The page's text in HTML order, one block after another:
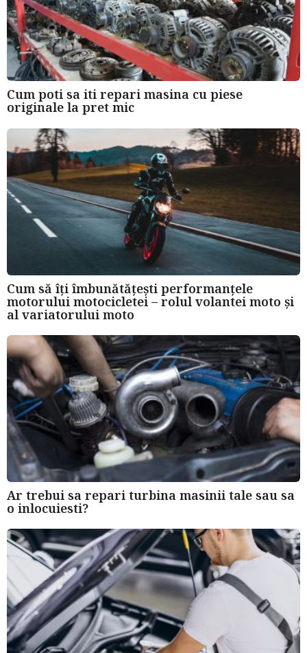
Cum poti sa iti repari masina cu piese
originale la pret mic
Cum să îți îmbunătățești performanțele
motorului motocicletei – rolul volantei moto și
al variatorului moto
Ar trebui sa repari turbina masinii tale sau sa
o inlocuiesti?